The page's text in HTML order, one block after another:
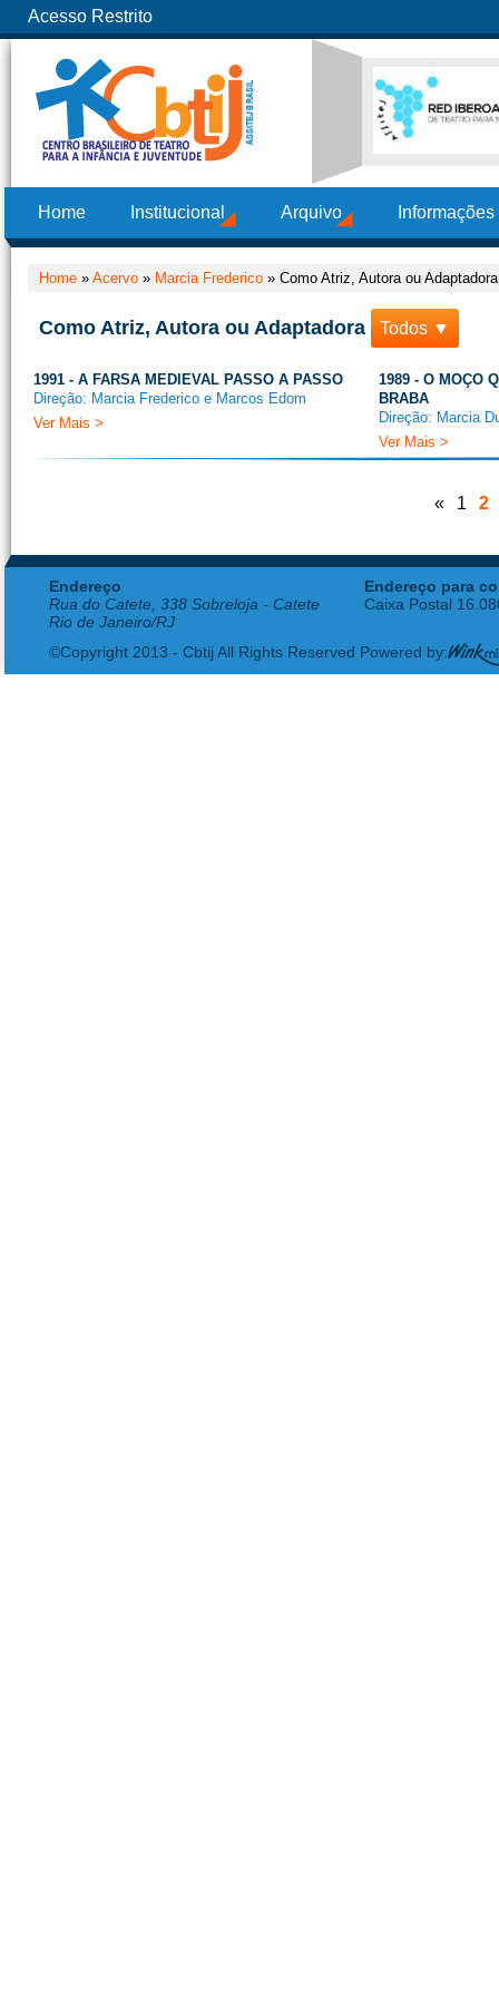
Acesso Restrito
Home Institucional Arquivo
Home » Acervo » Marcia Frederico » Como Atriz, Autora ou Adaptadora
Como Atriz, Autora ou Adaptadora Todos ▼
1991 - A FARSA MEDIEVAL PASSO A PASSO
Direção: Marcia Frederico e Marcos Edom
Ver Mais >
1989 - O MOÇO
BRABA
Direção: Marcia
Ver Mais >
« 1 2
Endereço
Rua do Catete, 338 Sobreloja - Catete
Rio de Janeiro/RJ
Endereço para
Caixa Postal
©Copyright 2013 - Cbtij All Rights Reserved Powered by: